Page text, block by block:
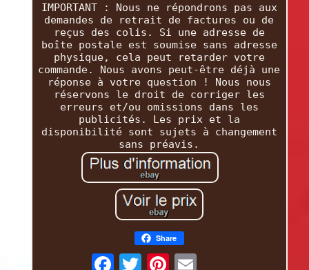
IMPORTANT : Nous ne répondrons pas aux
demandes de retrait de factures ou de
reçus des colis. Si une adresse de
boîte postale est soumise sans adresse
physique, cela peut retarder votre
commande. Nous avons peut-être déjà une
réponse à votre question ! Nous nous
réservons le droit de corriger les
erreurs et/ou omissions dans les
publicités. Les prix et la
disponibilité sont sujets à changement
sans préavis.
Share